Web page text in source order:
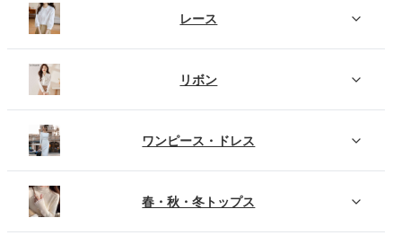
レース
リボン
ワンピース・ドレス
春・秋・冬トップス